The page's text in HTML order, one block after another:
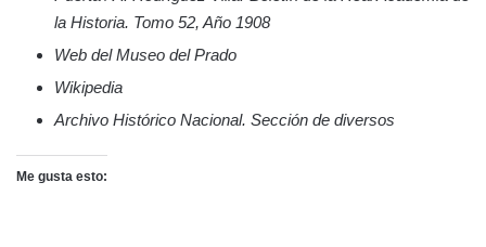
la Historia. Tomo 52, Año 1908
Web del Museo del Prado
Wikipedia
Archivo Histórico Nacional. Sección de diversos
Me gusta esto: